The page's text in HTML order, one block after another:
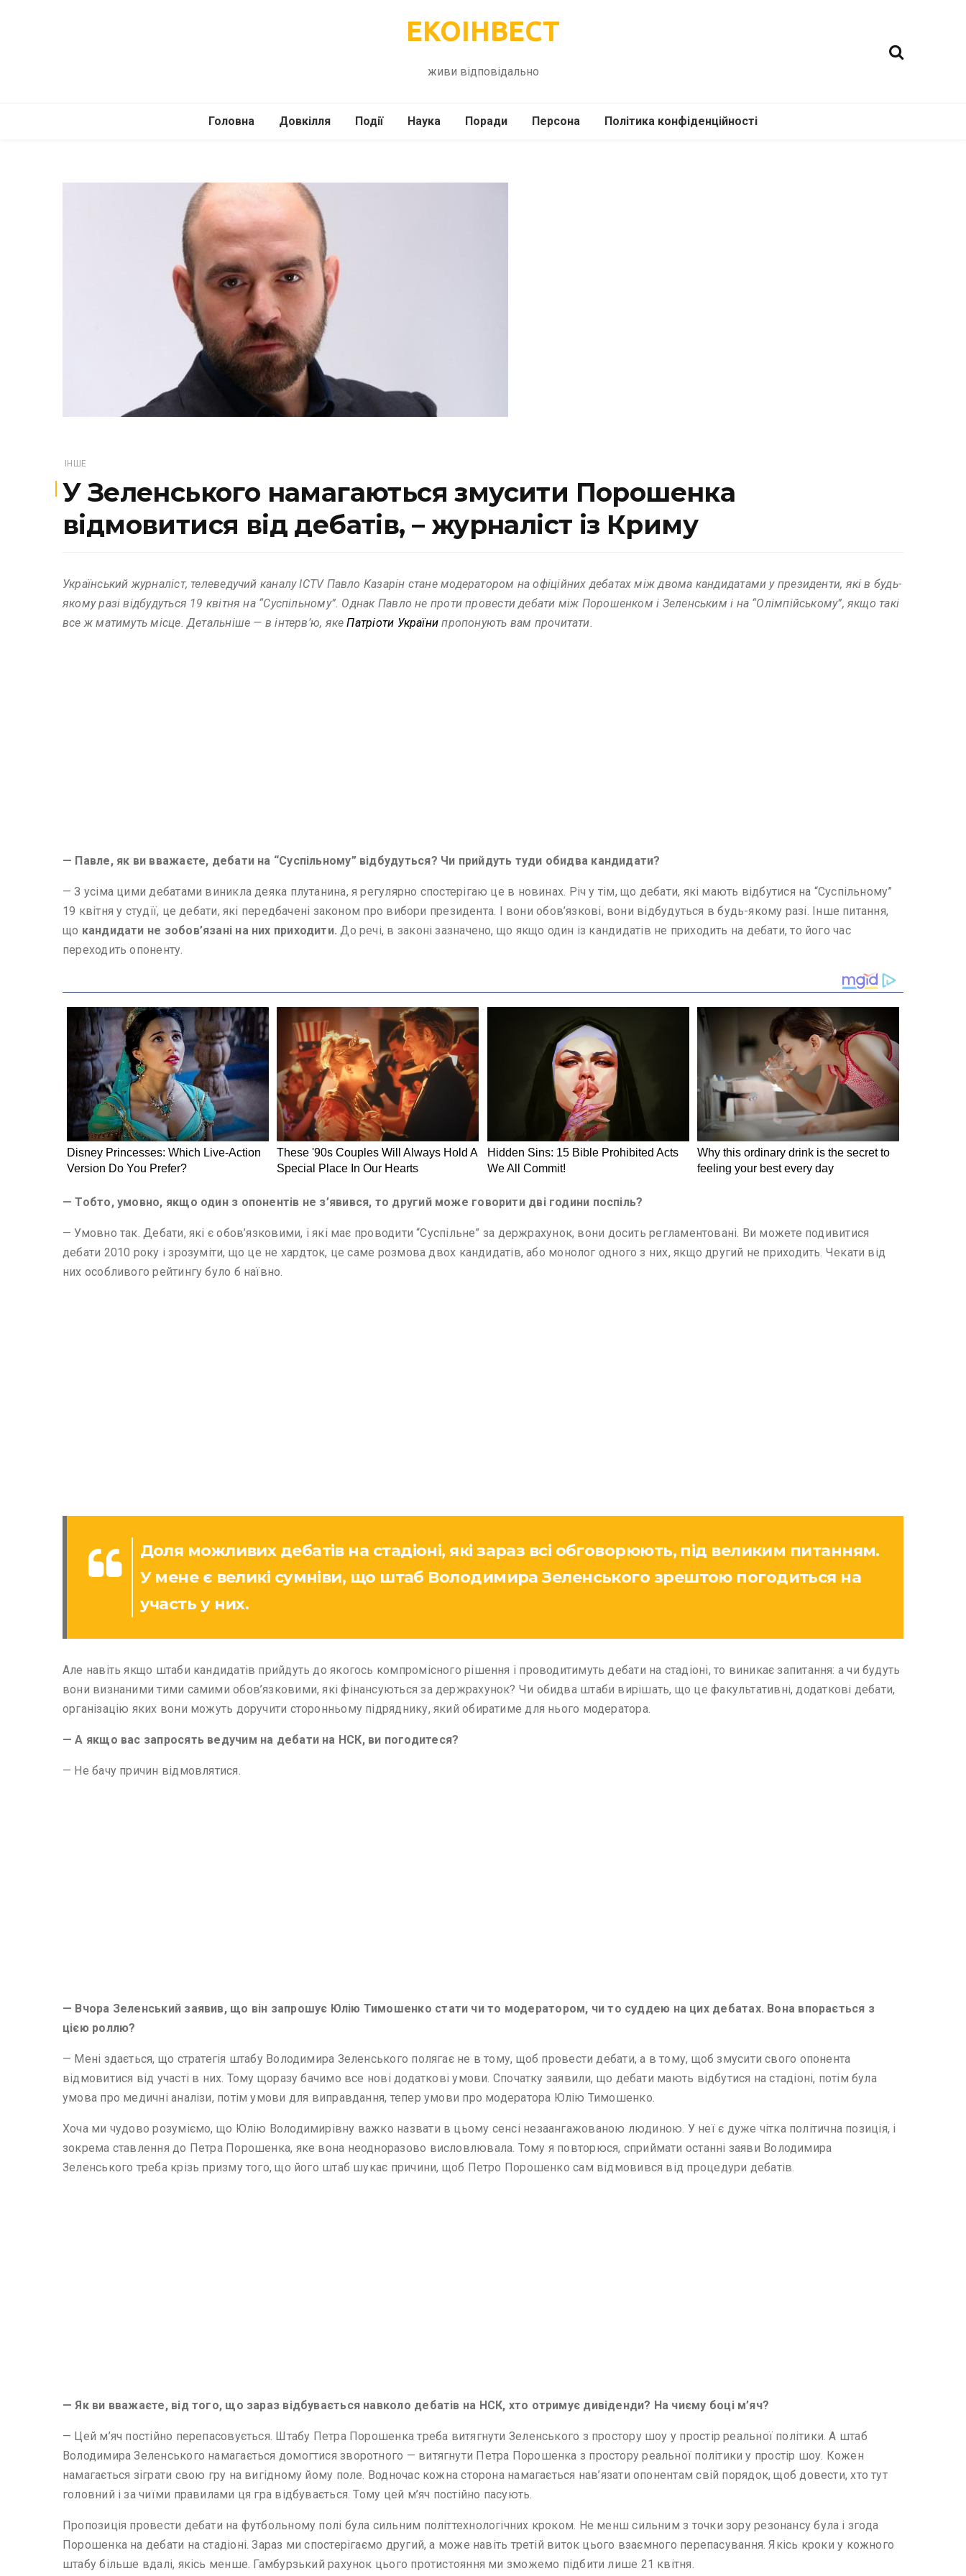
ЕКОІНВЕСТ
живи відповідально
Головна Довкілля
Подорожі
Події
Інше
Наука
Психологія
Поради
Здоров’я
Персона Політика конфіденційності
ІНШЕ
У Зеленського намагаються змусити Порошенка
відмовитися від дебатів, – журналіст із Криму
Український журналіст, телеведучий каналу ICTV Павло Казарін стане модератором на офіційних дебатах між двома кандидатами у президенти, які в будь-
якому разі відбудуться 19 квітня на “Суспільному”. Однак Павло не проти провести дебати між Порошенком і Зеленським і на “Олімпійському”, якщо такі
все ж матимуть місце. Детальніше — в інтерв’ю, якеПатріоти України пропонують вам прочитати.
— Павле, як ви вважаєте, дебати на “Суспільному” відбудуться? Чи прийдуть туди обидва кандидати?
— З усіма цими дебатами виникла деяка плутанина, я регулярно спостерігаю це в новинах. Річ у тім, що дебати, які мають відбутися на “Суспільному”
19 квітня у студії, це дебати, які передбачені законом про вибори президента. І вони обов’язкові, вони відбудуться в будь-якому разі. Інше питання,
що кандидати не зобов’язані на них приходити. До речі, в законі зазначено, що якщо один із кандидатів не приходить на дебати, то його час
переходить опоненту.
— Тобто, умовно, якщо один з опонентів не з’явився, то другий може говорити дві години поспіль?
— Умовно так. Дебати, які є обов’язковими, і які має проводити “Суспільне” за держрахунок, вони досить регламентовані. Ви можете подивитися
дебати 2010 року і зрозуміти, що це не хардток, це саме розмова двох кандидатів, або монолог одного з них, якщо другий не приходить. Чекати від
них особливого рейтингу було б наївно.
Доля можливих дебатів на стадіоні, які зараз всі обговорюють, під великим питанням.
У мене є великі сумніви, що штаб Володимира Зеленського зрештою погодиться на
участь у них.
Але навіть якщо штаби кандидатів прийдуть до якогось компромісного рішення і проводитимуть дебати на стадіоні, то виникає запитання: а чи будуть
вони визнаними тими самими обов’язковими, які фінансуються за держрахунок? Чи обидва штаби вирішать, що це факультативні, додаткові дебати,
організацію яких вони можуть доручити сторонньому підряднику, який обиратиме для нього модератора.
— А якщо вас запросять ведучим на дебати на НСК, ви погодитеся?
— Не бачу причин відмовлятися.
— Вчора Зеленський заявив, що він запрошує Юлію Тимошенко стати чи то модератором, чи то суддею на цих дебатах. Вона впорається з
цією роллю?
— Мені здається, що стратегія штабу Володимира Зеленського полягає не в тому, щоб провести дебати, а в тому, щоб змусити свого опонента
відмовитися від участі в них. Тому щоразу бачимо все нові додаткові умови. Спочатку заявили, що дебати мають відбутися на стадіоні, потім була
умова про медичні аналізи, потім умови для виправдання, тепер умови про модератора Юлію Тимошенко.
Хоча ми чудово розуміємо, що Юлію Володимирівну важко назвати в цьому сенсі незаангажованою людиною. У неї є дуже чітка політична позиція, і
зокрема ставлення до Петра Порошенка, яке вона неодноразово висловлювала. Тому я повторюся, сприймати останні заяви Володимира
Зеленського треба крізь призму того, що його штаб шукає причини, щоб Петро Порошенко сам відмовився від процедури дебатів.
— Як ви вважаєте, від того, що зараз відбувається навколо дебатів на НСК, хто отримує дивіденди? На чиєму боці м’яч?
— Цей м’яч постійно перепасовується. Штабу Петра Порошенка треба витягнути Зеленського з простору шоу у простір реальної політики. А штаб
Володимира Зеленського намагається домогтися зворотного — витягнути Петра Порошенка з простору реальної політики у простір шоу. Кожен
намагається зіграти свою гру на вигідному йому поле. Водночас кожна сторона намагається нав’язати опонентам свій порядок, щоб довести, хто тут
головний і за чиїми правилами ця гра відбувається. Тому цей м’яч постійно пасують.
Пропозиція провести дебати на футбольному полі була сильним політтехнологічних кроком. Не менш сильним з точки зору резонансу була і згода
Порошенка на дебати на стадіоні. Зараз ми спостерігаємо другий, а може навіть третій виток цього взаємного перепасування. Якісь кроки у кожного
штабу більше вдалі, якісь менше. Гамбурзький рахунок цього протистояння ми зможемо підбити лише 21 квітня.